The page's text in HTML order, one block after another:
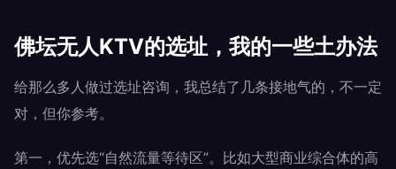
佛坛无人KTV的选址，我的一些土办法
给那么多人做过选址咨询，我总结了几条接地气的，不一定
对，但你参考。
第一，优先选“自然流量等待区”。比如大型商业综合体的高